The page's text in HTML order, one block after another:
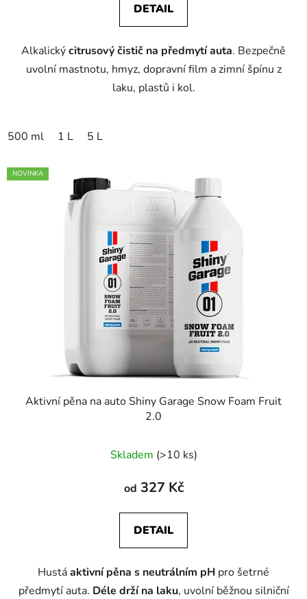
DETAIL
Alkalickýcitrusový čistič na předmytí auta. Bezpečně
uvolní mastnotu, hmyz, dopravní film a zimní špínu z
laku, plastů i kol.
500 ml 1 L 5 L
NOVINKA
Aktivní pěna na auto Shiny Garage Snow Foam Fruit
2.0
Skladem (>10 ks)
od 327 Kč
DETAIL
Hustáaktivní pěna s neutrálním pH pro šetrné
předmytí auta. Déle drží na laku, uvolní běžnou silniční